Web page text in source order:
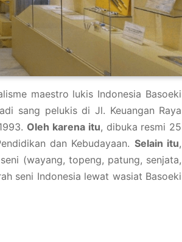
maestro lukis Indonesia Basoeki
sang pelukis di Jl. Keuangan Raya
Oleh karena itu, dibuka resmi 25
dan Kebudayaan. Selain itu,
(wayang, topeng, patung, senjata,
seni Indonesia lewat wasiat Basoeki